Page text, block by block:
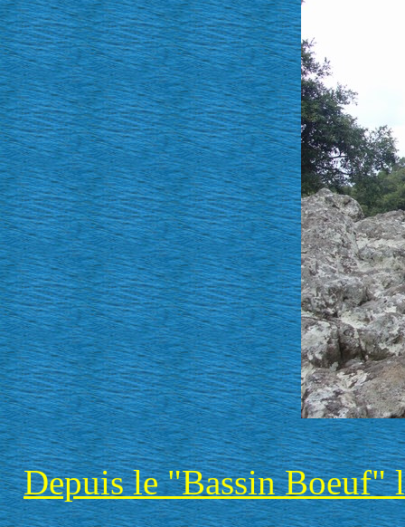
Depuis le "Bassin Boeuf"